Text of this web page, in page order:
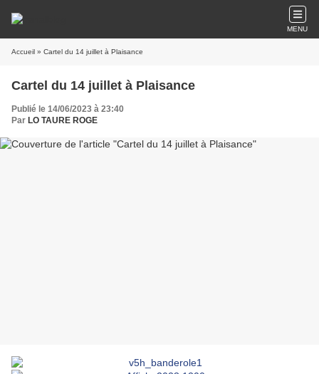
MENU
Accueil » Cartel du 14 juillet à Plaisance
Cartel du 14 juillet à Plaisance
Publié le 14/06/2023 à 23:40
Par LO TAURE ROGE